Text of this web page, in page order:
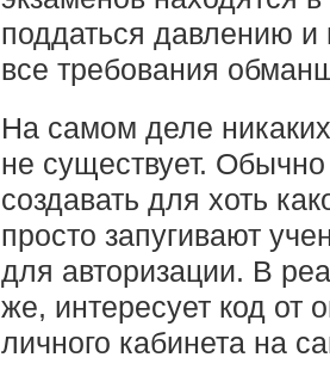
поддаться давлению
все требования
На самом деле
не существует.
создавать для хоть
просто запугивают
для авторизации. В
же, интересует код от
личного кабинета на